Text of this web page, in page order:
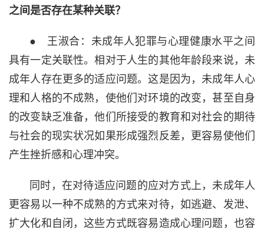
之间是否存在某种关联？
● 王淑合：未成年人犯罪与心理健康水平之间
具有一定关联性。相对于人生的其他年龄段来说，未
成年人存在更多的适应问题。这是因为，未成年人心
理和人格的不成熟，使他们对环境的改变，甚至自身
的改变缺乏准备，他们所接受的教育和对社会的期待
与社会的现实状况如果形成强烈反差，更容易使他们
产生挫折感和心理冲突。
同时，在对待适应问题的应对方式上，未成年人
更容易以一种不成熟的方式来对待，如逃避、发泄、
扩大化和自闭，这些方式既容易造成心理问题，也容